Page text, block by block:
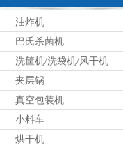
油炸机
巴氏杀菌机
洗筐机/洗袋机/风干机
夹层锅
真空包装机
小料车
烘干机